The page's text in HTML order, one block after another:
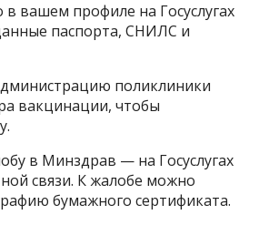
вашем профиле на Госуслугах
паспорта, СНИЛС и
поликлиники
вакцинации, чтобы
в Минздрав — на Госуслугах
связи. К жалобе можно
бумажного сертификата.